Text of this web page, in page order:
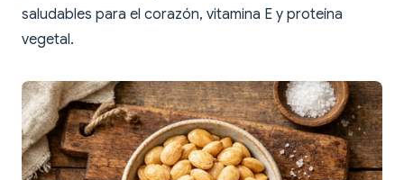
saludables para el corazón, vitamina E y proteína
vegetal.